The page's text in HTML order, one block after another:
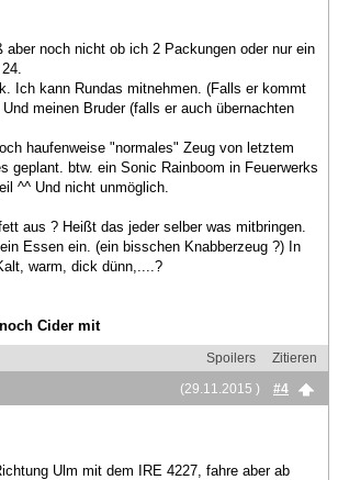
aber noch nicht ob ich 2 Packungen oder nur ein
Ich kann Rundas mitnehmen. (Falls er kommt
meinen Bruder (falls er auch übernachten
haufenweise "normales" Zeug von letztem
geplant. btw. ein Sonic Rainboom in Feuerwerks
^^ Und nicht unmöglich.
aus ? Heißt das jeder selber was mitbringen.
Essen ein. (ein bisschen Knabberzeug ?) In
warm, dick dünn,....?
Cider mit
Spoilers
Zitieren
(29.11.2015 )
#4
Ulm mit dem IRE 4227, fahre aber ab